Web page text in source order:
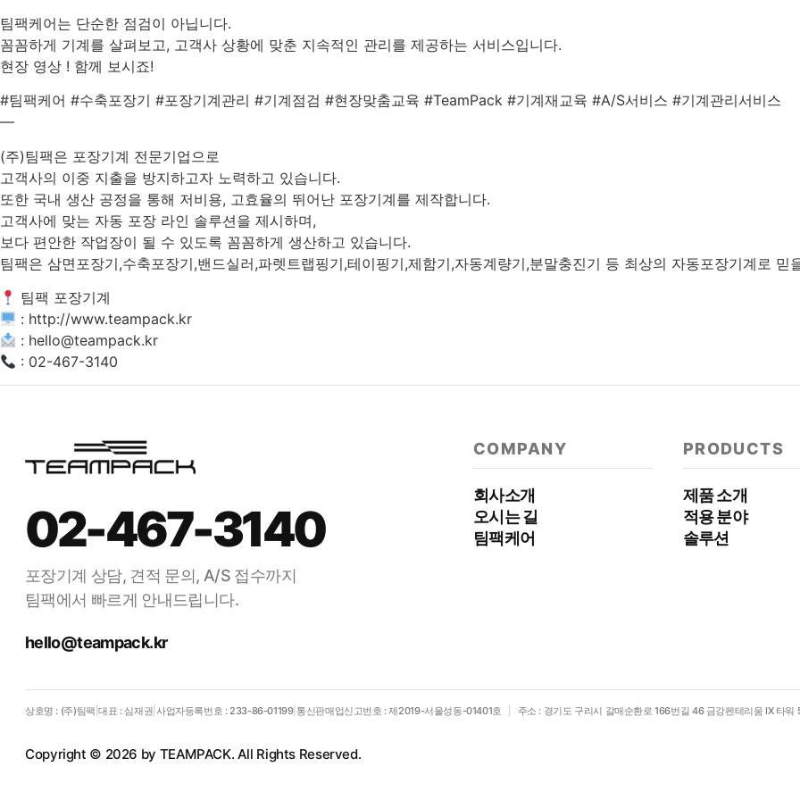
팀팩케어는 단순한 점검이 아닙니다.
꼼꼼하게 기계를 살펴보고, 고객사 상황에 맞춘 지속적인 관리를 제공하는 서비스입니다.
현장 영상 ! 함께 보시죠!
#팀팩케어 #수축포장기 #포장기계관리 #기계점검 #현장맞춤교육 #TeamPack #기계재교육 #A/S서비스 #기계관리서비스
—
(주)팀팩은 포장기계 전문기업으로
고객사의 이중 지출을 방지하고자 노력하고 있습니다.
또한 국내 생산 공정을 통해 저비용, 고효율의 뛰어난 포장기계를 제작합니다.
고객사에 맞는 자동 포장 라인 솔루션을 제시하며,
보다 편안한 작업장이 될 수 있도록 꼼꼼하게 생산하고 있습니다.
팀팩은 삼면포장기,수축포장기,밴드실러,파렛트랩핑기,테이핑기,제함기,자동계량기,분말충진기 등 최상의 자동포장기계로 믿
팀팩 포장기계
: http://www.teampack.kr
: hello@teampack.kr
: 02-467-3140
02-467-3140
포장기계 상담, 견적 문의, A/S 접수까지
팀팩에서 빠르게 안내드립니다.
hello@teampack.kr
상호명 : (주)팀팩 |대표 : 심재권 사업자등록번호 : 233-86-01199| 통신판매업신고번호 : 제2019-서울성동-01401호 주소 : 경기도 구리시 갈매순환로 166번길 46 금강펜테리움 IX 타워
Copyright © 2026 by TEAMPACK. All Rights Reserved.
COMPANY
회사소개
오시는 길
팀팩케어
PRODUCTS
제품 소개
적용 분야
솔루션